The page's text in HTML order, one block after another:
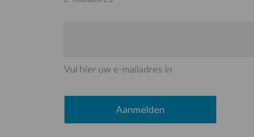
Vul hier uw e-mailadres in